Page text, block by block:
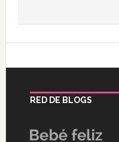
RED DE BLOGS